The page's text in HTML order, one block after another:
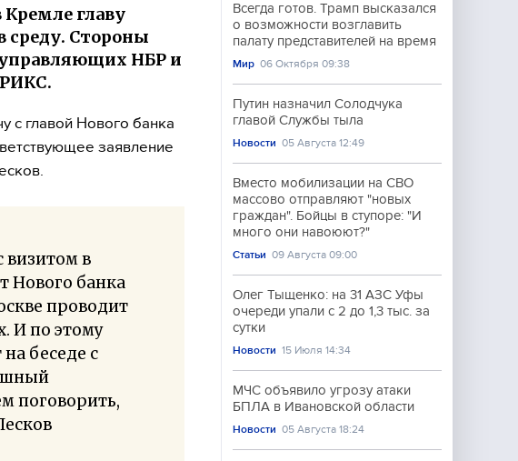
главу
среду. Стороны
управляющих НБР и
с главой Нового банка
заявление
визитом в
Нового банка
проводит
И по этому
беседе с
поговорить,
Всегда готов. Трамп высказался
о возможности возглавить
палату представителей на время
Мир 06 Октября 09:38
Путин назначил Солодчука
главой Службы тыла
Новости 05 Августа 12:49
Вместо мобилизации на СВО
массово отправляют "новых
граждан". Бойцы в ступоре: "И
много они навоюют?"
Статьи 09 Августа 09:00
Олег Тыщенко: на 31 АЗС Уфы
очереди упали с 2 до 1,3 тыс. за
сутки
Новости 15 Июля 14:34
МЧС объявило угрозу атаки
БПЛА в Ивановской области
Новости 05 Августа 18:24